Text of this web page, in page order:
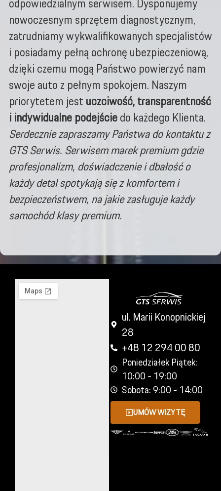
odpowiedzialnym serwisem. Dysponujemy
nowoczesnym sprzętem diagnostycznym,
zatrudniamy wykwalifikowanych specjalistów
i posiadamy pełną ochronę ubezpieczeniową,
dzięki czemu mogą Państwo powierzyć nam
swoje auto z pełnym spokojem. Naszym
priorytetem jest uczciwość, transparentność
i indywidualne podejściedo każdego Klienta.
Serdecznie zapraszamy Państwa do kontaktu z
GTS Serwis. Serwisem marek premium gdzie
profesjonalizm, doświadczenie i dbałość o
każdy detal spotykają się z komfortem i
bezpieczeństwem, na jakie zasługuje każdy
samochód klasy premium.
ul. Marii Konopnickiej
28
+48 12 294 00 80
Poniedziałek Piątek:
10:00 - 19:00
Sobota: 9:00 - 14:00
UMÓW WIZYTĘ